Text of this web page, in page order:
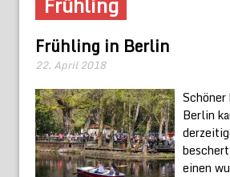
Frühling in Berlin
22. April 2018
Schöner
Berlin
einen